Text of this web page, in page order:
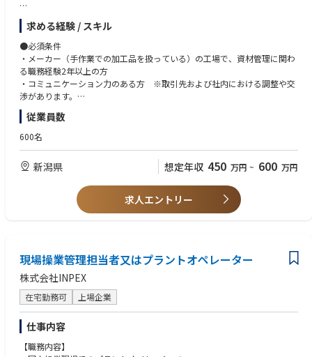
【仕事の内容】
・仕入先へ原材料の見積依頼・価格交渉、発注・納期管理、入庫処理、ミ
ルシート（材料・品質証明書）管理
・材料加工（切断・搬送等）と資材管理（在庫の維持・管理、棚卸等）
など
※重量のある材料を扱うため、男性を想定した採用になります。
（その他補足情報）
しています。
「脳動脈瘤クリップ」「整形外科インプラント」「鋼製器具」「人工関
節」等
・材料となる金属部材を仕入れて、機械や職人の手による加工により、最
終製品へ仕上げていく加工工場になります。
【所属組織の構成】
工場全体 241名 部門全体26名 内今回募集ポジション 13名（正
＊＊＊＊＊＊＊＊＊＊＊
日本から世界へ。当社の医療機器は、世界数十か国で採用されています。
人々の生命・健康を預かる医療現場でトップクラスシェアを持ち、"グロ
ーバル・スタンダード"として認められています。
１．世界初の全油圧式手術台 ～ 医療先進国である日本・アメリカで手術
台トップクラス・シェア
２．脳動脈瘤「杉田クリップ」 ～ 国内約70％・世界約40％のシェア、年
求める経験 / スキル
●必須条件
・メーカー（手作業での加工品を扱っている）の工場で、資材管理に関わ
る職務経験2年以上の方
・コミュニケーション力のある方 ※取引先および社内における調整や交
渉があります。
・基本的なパソコンスキル（Word、Excel）がある方
・（若年層の方の場合）社会人経験2年以上
・新潟または北陸エリアでの勤務経験者または出身者の方、地方や降雪地
域のメンタリティーになじめる方歓迎
従業員数
600名
新潟県 想定年収 450 万円 ~ 600 万円
求人エントリー
現場操業管理担当者又はプラントオペレーター
株式会社INPEX
在宅勤務可 上場企業
仕事内容
【職務内容】